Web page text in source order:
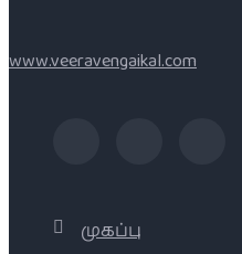
www.veeravengaikal.com
முகப்பு